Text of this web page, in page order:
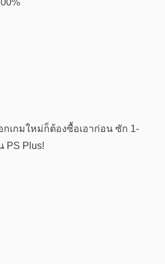
กเกมใหม่ก็ต้องซื้อเอาก่อน ซัก 1-
PS Plus!